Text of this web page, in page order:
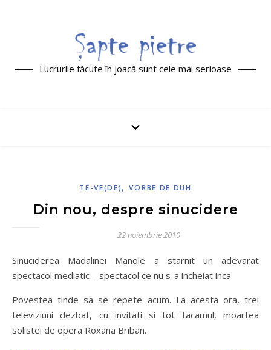
Lucrurile făcute în joacă sunt cele mai serioase
TE-VE(DE),VORBE DE DUH
Din nou, despre sinucidere
22 noiembrie 2010
Sinuciderea Madalinei Manole a starnit un adevarat
spectacol mediatic – spectacol ce nu s-a incheiat inca.
Povestea tinde sa se repete acum. La acesta ora, trei
televiziuni dezbat, cu invitati si tot tacamul, moartea
solistei de opera Roxana Briban.